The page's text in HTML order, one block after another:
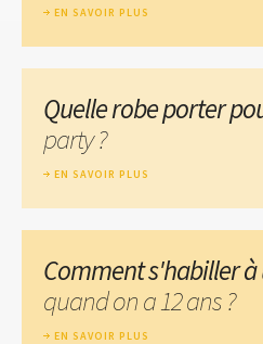
EN SAVOIR PLUS
Quelle robe porter
party ?
EN SAVOIR PLUS
Comment s'habiller
quand on a 12 ans ?
EN SAVOIR PLUS